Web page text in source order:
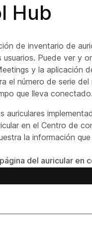
Hub
de inventario de
usuarios. Puede ver y
y la aplicación
el número de serie
que lleva conectado.
auriculares
en el Centro de
la información
del auricular en